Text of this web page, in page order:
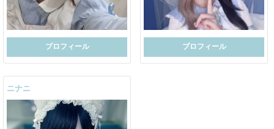
プロフィール プロフィール
ニナニ